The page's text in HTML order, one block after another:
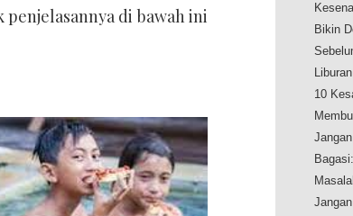
di bawah ini
Bikin
10